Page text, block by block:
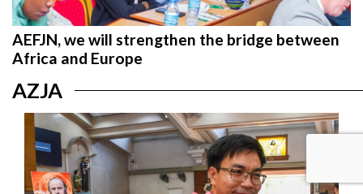
AEFJN, we will strengthen the bridge between
Africa and Europe